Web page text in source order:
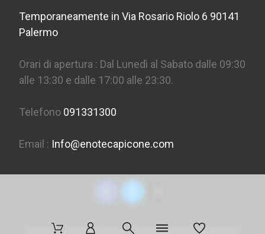
Temporaneamente in Via Rosario Riolo 6 90141
Palermo
Orari di apertura : Dal Lunedì al Sabato dalle 09:30
alle 13:30 e dalle 17:00 alle 23:30.
Telefono 091331300
Email : Info@enotecapicone.com